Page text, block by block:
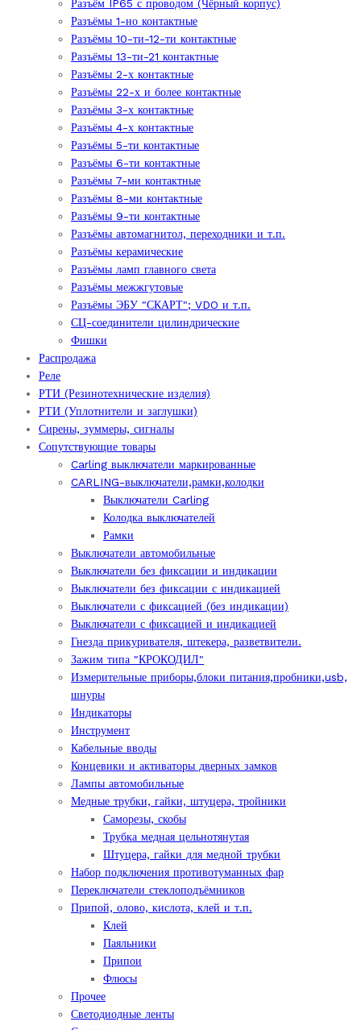
Разъём IP65 с проводом (Чёрный корпус)
Разъёмы 1-но контактные
Разъёмы 10-ти-12-ти контактные
Разъёмы 13-ти-21 контактные
Разъёмы 2-х контактные
Разъёмы 22-х и более контактные
Разъёмы 3-х контактные
Разъёмы 4-х контактные
Разъёмы 5-ти контактные
Разъёмы 6-ти контактные
Разъёмы 7-ми контактные
Разъёмы 8-ми контактные
Разъёмы 9-ти контактные
Разъёмы автомагнитол, переходники и т.п.
Разъёмы керамические
Разъёмы ламп главного света
Разъёмы межжгутовые
Разъёмы ЭБУ "СКАРТ"; VDO и т.п.
СЦ-соединители цилиндрические
Фишки
Распродажа
Реле
РТИ (Резинотехнические изделия)
РТИ (Уплотнители и заглушки)
Сирены, зуммеры, сигналы
Сопутствующие товары
Carling выключатели маркированные
CARLING-выключатели,рамки,колодки
Выключатели Carling
Колодка выключателей
Рамки
Выключатели автомобильные
Выключатели без фиксации и индикации
Выключатели без фиксации с индикацией
Выключатели с фиксацией (без индикации)
Выключатели с фиксацией и индикацией
Гнезда прикуривателя, штекера, разветвители.
Зажим типа "КРОКОДИЛ"
Измерительные приборы,блоки питания,пробники,usb,
шнуры
Индикаторы
Инструмент
Кабельные вводы
Концевики и активаторы дверных замков
Лампы автомобильные
Медные трубки, гайки, штуцера, тройники
Саморезы, скобы
Трубка медная цельнотянутая
Штуцера, гайки для медной трубки
Набор подключения противотуманных фар
Переключатели стеклоподъёмников
Припой, олово, кислота, клей и т.п.
Клей
Паяльники
Припои
Флюсы
Прочее
Светодиодные ленты